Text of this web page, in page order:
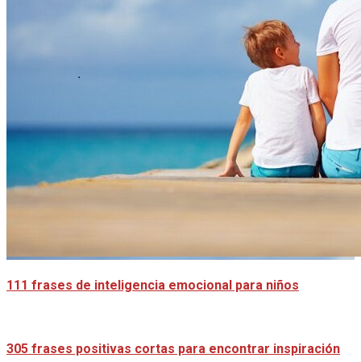
111 frases de inteligencia emocional para niños
305 frases positivas cortas para encontrar inspiración